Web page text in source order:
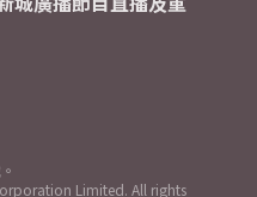
Limited. All rights